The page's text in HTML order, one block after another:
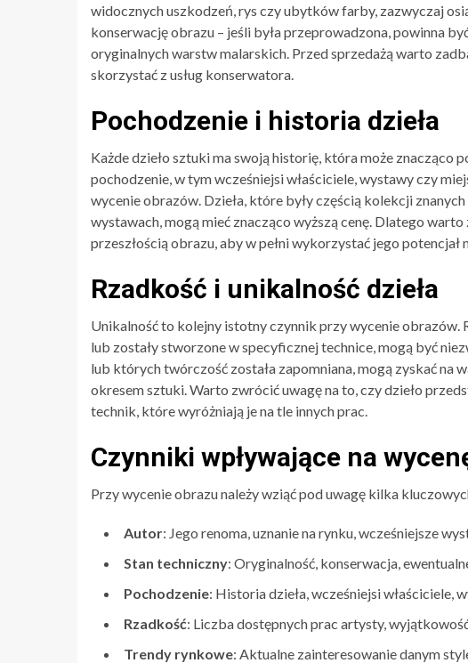
widocznych uszkodzeń, rys czy ubytków farby, zazwyczaj
konserwację obrazu – jeśli była przeprowadzona, powinna
oryginalnych warstw malarskich. Przed sprzedażą warto
skorzystać z usług konserwatora.
Pochodzenie i historia dzieła
Każde dzieło sztuki ma swoją historię, która może znacząco
pochodzenie, w tym wcześniejsi właściciele, wystawy czy
wycenie obrazów. Dzieła, które były częścią kolekcji
wystawach, mogą mieć znacząco wyższą cenę. Dlatego
przeszłością obrazu, aby w pełni wykorzystać jego potencjał
Rzadkość i unikalność dzieła
Unikalność to kolejny istotny czynnik przy wycenie obrazów.
lub zostały stworzone w specyficznej technice, mogą być
lub których twórczość została zapomniana, mogą zyskać na
okresem sztuki. Warto zwrócić uwagę na to, czy dzieło
technik, które wyróżniają je na tle innych prac.
Czynniki wpływające na
Przy wycenie obrazu należy wziąć pod uwagę kilka
Autor: Jego renoma, uznanie na rynku, wcześniejsze
Stan techniczny: Oryginalność, konserwacja,
Pochodzenie: Historia dzieła, wcześniejsi właściciele,
Rzadkość: Liczba dostępnych prac artysty,
Trendy rynkowe: Aktualne zainteresowanie danym